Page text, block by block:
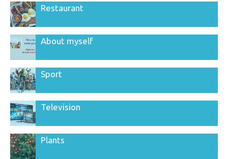
Restaurant
About myself
Sport
Television
Plants